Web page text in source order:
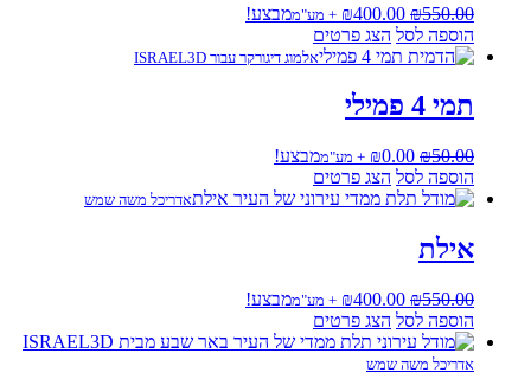
₪550.00
המחיר
המקורי
היה:
₪400.00 המחיר
הנוכחי
הוא:
+ מע"ממבצע!
הוספה לסל הצג פרטים
אלמוג דיגורקר עבור ISRAEL3D
תמי 4 פמילי
₪50.00
המחיר
המקורי
היה:
₪0.00 המחיר
הנוכחי
הוא:
+ מע"ממבצע!
הוספה לסל הצג פרטים
אדריכל משה שמש
אילת
₪550.00
המחיר
המקורי
היה:
₪550.00.
₪400.00 המחיר
הנוכחי
הוא:
+ מע"ממבצע!
הוספה לסל הצג פרטים
אדריכל משה שמש